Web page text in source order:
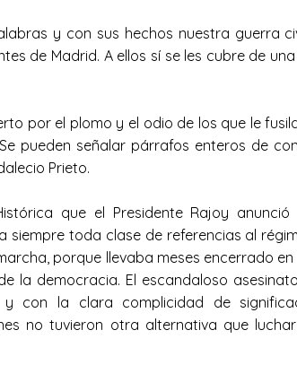
y con sus hechos nuestra guerra
de Madrid. A ellos sí se les cubre de
por el plomo y el odio de los que le
pueden señalar párrafos enteros de
Prieto.
que el Presidente Rajoy
toda clase de referencias al
porque llevaba meses encerrado
la democracia. El escandaloso
con la clara complicidad de
no tuvieron otra alternativa que